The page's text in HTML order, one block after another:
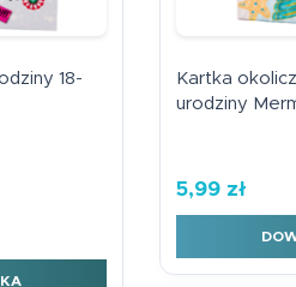
18-
urodziny 18-nastka
Kartka
urodziny
5,99 zł